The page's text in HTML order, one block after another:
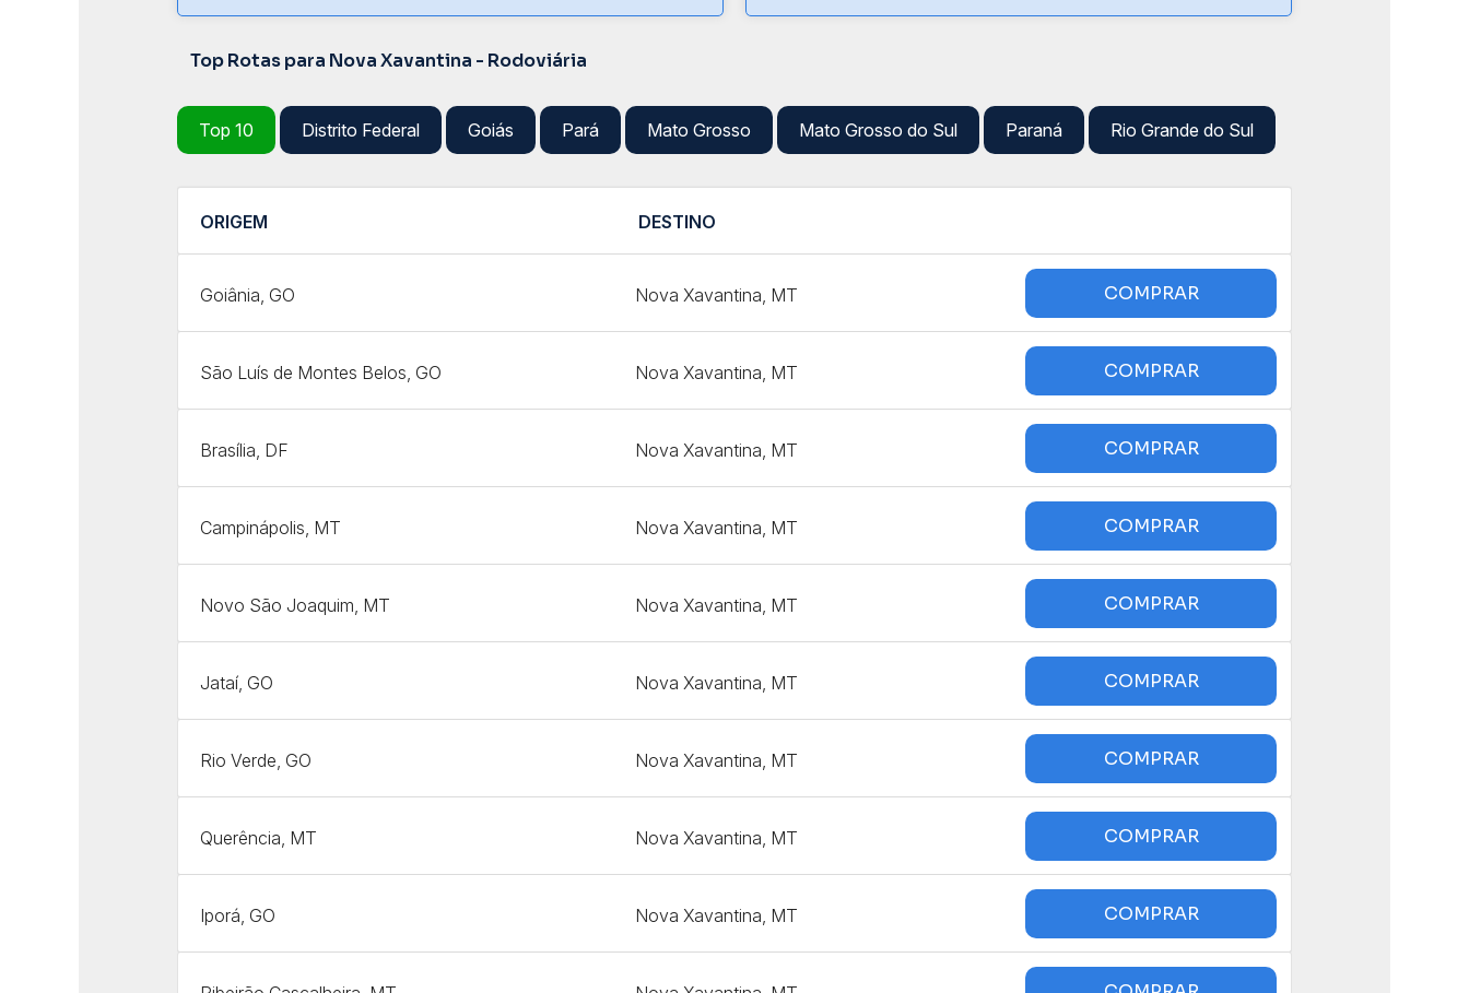
Top Rotas para Nova Xavantina - Rodoviária
Top 10 Distrito Federal Goiás Pará Mato Grosso Mato Grosso do Sul Paraná Rio Grande do Sul
ORIGEM DESTINO
Goiânia, GO Nova Xavantina, MT
São Luís de Montes Belos, GO Nova Xavantina, MT
Brasília, DF Nova Xavantina, MT
Campinápolis, MT Nova Xavantina, MT
Novo São Joaquim, MT Nova Xavantina, MT
Jataí, GO Nova Xavantina, MT
Rio Verde, GO Nova Xavantina, MT
Querência, MT Nova Xavantina, MT
Iporá, GO Nova Xavantina, MT